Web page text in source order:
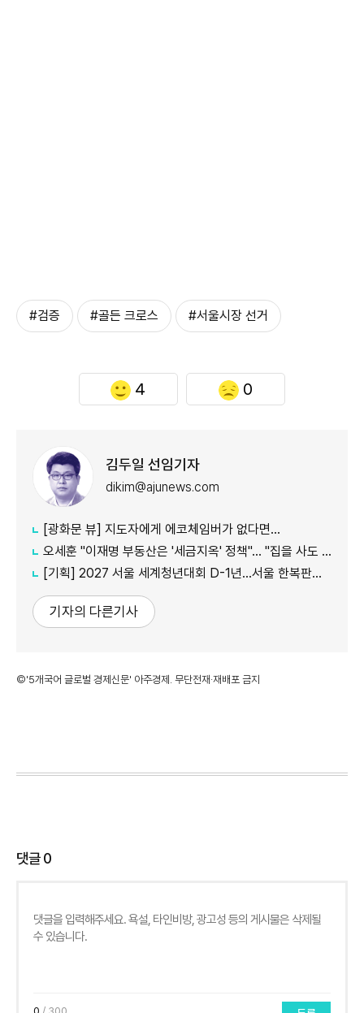
#검증 #골든 크로스 #서울시장 선거
4 0
김두일 선임기자
dikim@ajunews.com
[광화문 뷰] 지도자에게 에코체임버가 없다면…
오세훈 "이재명 부동산은 '세금지옥' 정책"… "집을 사도 팔아도 세금만 늘어"
[기획] 2027 서울 세계청년대회 D-1년…서울 한복판에서 만나는 '가톨릭 문화의 모든 것'
기자의 다른기사
©'5개국어 글로벌 경제신문' 아주경제. 무단전재·재배포 금지
댓글0